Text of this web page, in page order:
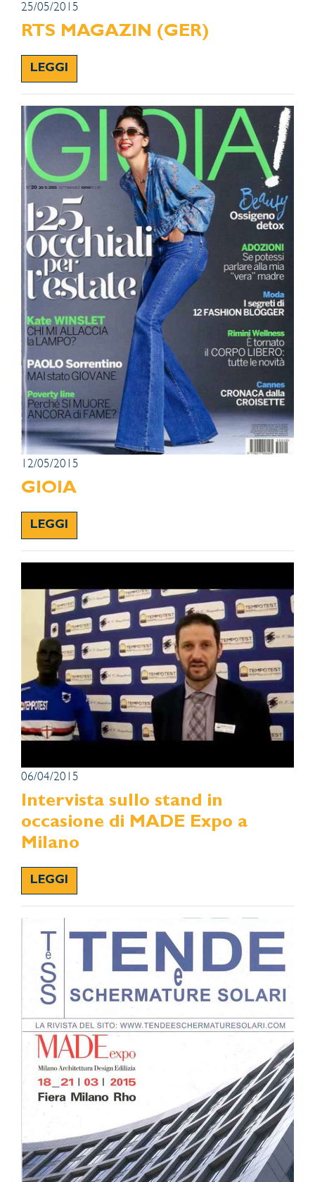
25/05/2015
RTS MAGAZIN (GER)
LEGGI
12/05/2015
GIOIA
LEGGI
06/04/2015
Intervista sullo stand in
occasione di MADE Expo a
Milano
LEGGI